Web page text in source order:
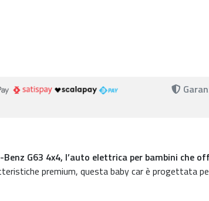
G63 4x4, l’auto elettrica per bambini che
premium, questa baby car è progettata